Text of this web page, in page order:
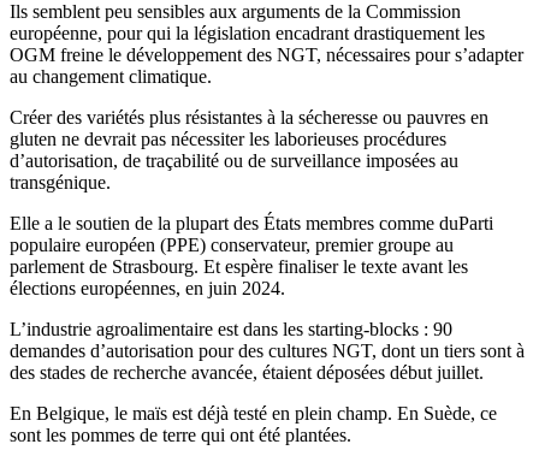
Ils semblent peu sensibles aux arguments de la Commission
européenne, pour qui la législation encadrant drastiquement les
OGM freine le développement des NGT, nécessaires pour s’adapter
au changement climatique.
Créer des variétés plus résistantes à la sécheresse ou pauvres en
gluten ne devrait pas nécessiter les laborieuses procédures
d’autorisation, de traçabilité ou de surveillance imposées au
transgénique.
Elle a le soutien de la plupart des États membres comme duParti
populaire européen (PPE) conservateur, premier groupe au
parlement de Strasbourg. Et espère finaliser le texte avant les
élections européennes, en juin 2024.
L’industrie agroalimentaire est dans les starting-blocks : 90
demandes d’autorisation pour des cultures NGT, dont un tiers sont à
des stades de recherche avancée, étaient déposées début juillet.
En Belgique, le maïs est déjà testé en plein champ. En Suède, ce
sont les pommes de terre qui ont été plantées.